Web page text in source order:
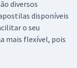
diversos
disponíveis
o seu
mais flexível, pois